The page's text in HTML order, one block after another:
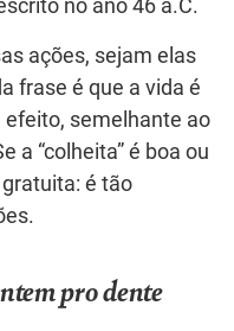
no ano 46 a.C.
ações, sejam elas
frase é que a vida é
efeito, semelhante ao
a “colheita” é boa ou
é tão
pro dente